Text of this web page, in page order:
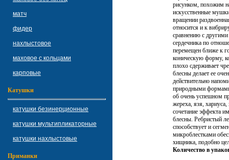
матч
фидер
нахлыстовое
маховое с кольцами
карповые
Катушки
катушки безинерционные
катушки мультипликаторные
катушки нахлыстовые
Приманки
рисунком, похожим
искусственные
вращении
относится и к
сравнению с
сердечника по
перемещен ближе к
коническую форму,
плохо сдерживает
блесны делает ее
действительно
природными
об очень успешном
жереха, язя,
сочетание эффекта
блесны. Ребристый
способствует и
микроблестками
хищника, подобно
Количество в